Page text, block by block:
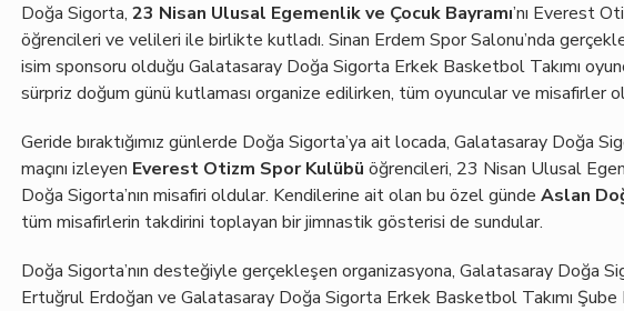
Doğa Sigorta,23 Nisan Ulusal Egemenlik ve Çocuk Bayramı’nı Everest
öğrencileri ve velileri ile birlikte kutladı. Sinan Erdem Spor Salonu’nda
isim sponsoru olduğu Galatasaray Doğa Sigorta Erkek Basketbol Takımı
sürpriz doğum günü kutlaması organize edilirken, tüm oyuncular ve misafirler
Geride bıraktığımız günlerde Doğa Sigorta’ya ait locada, Galatasaray Doğa
maçını izleyen Everest Otizm Spor Kulübü öğrencileri, 23 Nisan Ulusal
Doğa Sigorta’nın misafiri oldular. Kendilerine ait olan bu özel gündeAslan
tüm misafirlerin takdirini toplayan bir jimnastik gösterisi de sundular.
Doğa Sigorta’nın desteğiyle gerçekleşen organizasyona, Galatasaray Doğa
Ertuğrul Erdoğan ve Galatasaray Doğa Sigorta Erkek Basketbol Takımı Şube